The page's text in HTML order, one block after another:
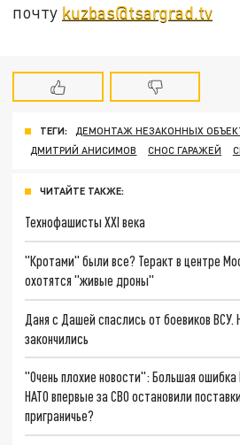
почту kuzbas@tsargrad.tv
ТЕГИ:
ДЕМОНТАЖ НЕЗАКОННЫХ
ДМИТРИЙ АНИСИМОВ
СНОС ГАРАЖЕЙ
ЧИТАЙТЕ ТАКЖЕ:
Технофашисты XXI века
"Кротами" были все? Теракт в центре
охотятся "живые дроны"
Даня с Дашей спаслись от боевиков
закончились
"Очень плохие новости": Большая
НАТО впервые за СВО остановили
приграничье?